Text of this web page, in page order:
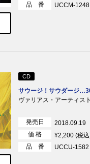
品 番
UCCM-1248
CD
サウージ！サウダージ
ヴァリアス・アーティスト
発売日
2018.09.19
価 格
¥2,200 (税
品 番
UCCU-1582